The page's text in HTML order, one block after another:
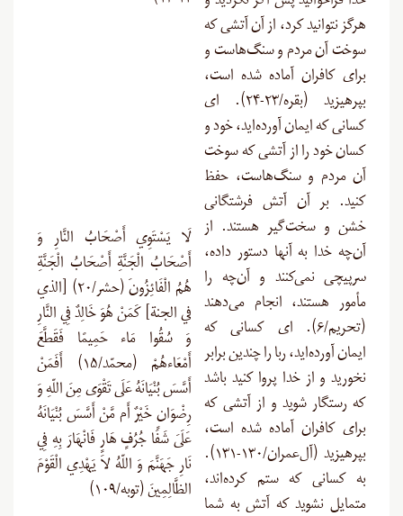
هرگز نتوانید کرد، از آن آتشی که
سوخت آن مردم و سنگ‌هاست و
برای کافران آماده شده است،
بپرهیزید (بقره/۲۳-۲۴). ای
کسانی که ایمان آورده‌اید، خود و
کسان خود را از آتشی که سوخت
آن مردم و سنگ‌هاست، حفظ
کنید. بر آن آتش فرشتگانی
خشن و سخت‌گیر هستند. از
آن‌چه خدا به آنها دستور داده،
سرپیچی نمی‌کنند و آن‌چه را
مأمور هستند، انجام می‌دهند
(تحریم/۶). ای کسانی که
ایمان آورده‌اید، ربا را چندین برابر
نخورید و از خدا پروا کنید باشد
که رستگار شوید و از آتشی که
برای کافران آماده شده است،
بپرهیزید (آل‌عمران/۱۳۰-۱۳۱).
به کسانی که ستم کرده‌اند،
متمایل نشوید که آتش به شما
لَا يَسْتَوِي أَصْحَابُ النَّارِ وَ
أَصْحَابُ الْجَنَّةِ أَصْحَابُ الْجَنَّةِ
هُمُ الْفَائِزُونَ (حشر/۲۰) [الذي
في الجنة] كَمَنْ هُوَ خَالِدٌ فِي النَّارِ
وَ سُقُوا مَاء حَمِيمًا فَقَطَّعَ
أَمْعَاءهُمْ (محمّد/۱۵) أَفَمَنْ
أَسَّسَ بُنْيَانَهُ عَلَى تَقْوَى مِنَ اللّهِ وَ
رِضْوَانٍ خَيْرٌ أَم مَّنْ أَسَّسَ بُنْيَانَهُ
عَلَىَ شَفَا جُرُفٍ هَارٍ فَانْهَارَ بِهِ فِي
نَارِ جَهَنَّمَ وَ اللّهُ لاَ يَهْدِي الْقَوْمَ
الظَّالِمِينَ (توبه/۱۰۹)